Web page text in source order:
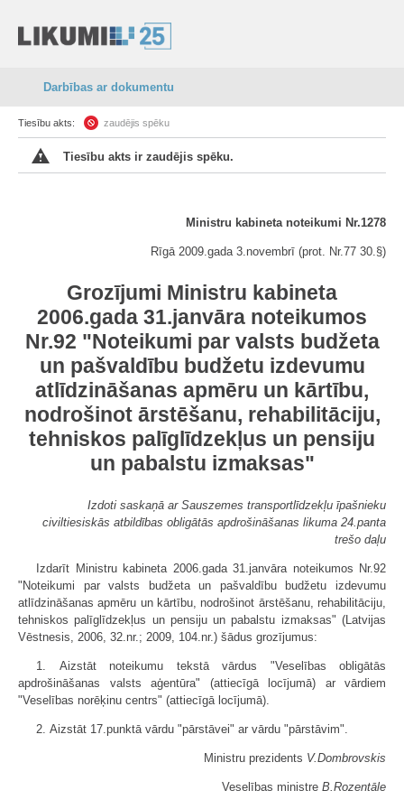
Darbības ar dokumentu
Tiesību akts: zaudējis spēku
Tiesību akts ir zaudējis spēku.
Ministru kabineta noteikumi Nr.1278
Rīgā 2009.gada 3.novembrī (prot. Nr.77 30.§)
Grozījumi Ministru kabineta
2006.gada 31.janvāra noteikumos
Nr.92 "Noteikumi par valsts budžeta
un pašvaldību budžetu izdevumu
atlīdzināšanas apmēru un kārtību,
nodrošinot ārstēšanu, rehabilitāciju,
tehniskos palīglīdzekļus un pensiju
un pabalstu izmaksas"
Izdoti saskaņā ar Sauszemes transportlīdzekļu īpašnieku
civiltiesiskās atbildības obligātās apdrošināšanas likuma 24.panta
trešo daļu
Izdarīt Ministru kabineta 2006.gada 31.janvāra noteikumos Nr.92
"Noteikumi par valsts budžeta un pašvaldību budžetu izdevumu
atlīdzināšanas apmēru un kārtību, nodrošinot ārstēšanu, rehabilitāciju,
tehniskos palīglīdzekļus un pensiju un pabalstu izmaksas" (Latvijas
Vēstnesis, 2006, 32.nr.; 2009, 104.nr.) šādus grozījumus:
1. Aizstāt noteikumu tekstā vārdus "Veselības obligātās
apdrošināšanas valsts aģentūra" (attiecīgā locījumā) ar vārdiem
"Veselības norēķinu centrs" (attiecīgā locījumā).
2. Aizstāt 17.punktā vārdu "pārstāvei" ar vārdu "pārstāvim".
Ministru prezidents V.Dombrovskis
Veselības ministre B.Rozentāle